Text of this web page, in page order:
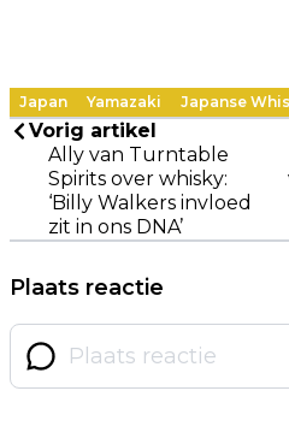
Japan Yamazaki Japanse
Vorig artikel
Ally van Turntable
Spirits over whisky:
‘Billy Walkers invloed
zit in ons DNA’
Plaats reactie